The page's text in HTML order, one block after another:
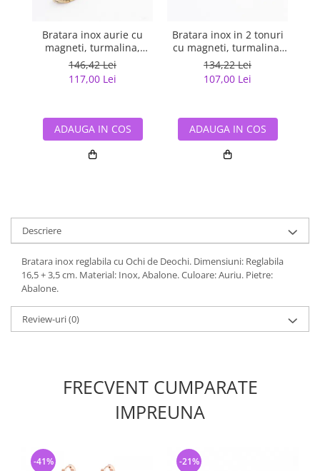
Bratara inox aurie cu
magneti, turmalina,
germaniu si anioni
146,42 Lei
117,00 Lei
ADAUGA IN COS
Bratara inox in 2 tonuri
cu magneti, turmalina,
germaniu si anioni
134,22 Lei
107,00 Lei
ADAUGA IN COS
Descriere
Bratara inox reglabila cu Ochi de Deochi. Dimensiuni: Reglabila
16,5 + 3,5 cm. Material: Inox, Abalone. Culoare: Auriu. Pietre:
Abalone.
Review-uri(0)
FRECVENT CUMPARATE
IMPREUNA
-41% -21%